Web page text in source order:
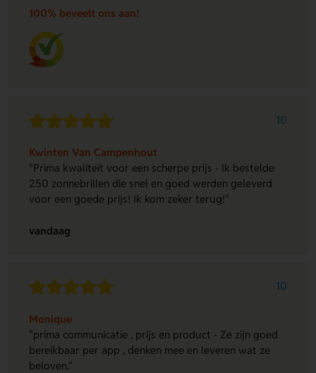
100% beveelt ons aan!
10
Kwinten Van Campenhout
"Prima kwaliteit voor een scherpe prijs - Ik bestelde
250 zonnebrillen die snel en goed werden geleverd
voor een goede prijs! Ik kom zeker terug!"
vandaag
10
Monique
"prima communicatie , prijs en product - Ze zijn goed
bereikbaar per app , denken mee en leveren wat ze
beloven."